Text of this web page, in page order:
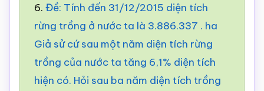
6. Đề: Tính đến 31/12/2015 diện tích
rừng trồng ở nước ta là 3.886.337 . ha
Giả sử cứ sau một năm diện tích rừng
trồng của nước ta tăng 6,1% diện tích
hiện có. Hỏi sau ba năm diện tích trồng